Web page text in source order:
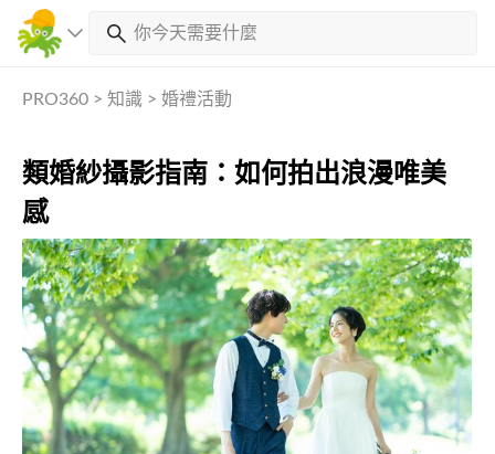
PRO360 > 知識 > 婚禮活動
類婚紗攝影指南：如何拍出浪漫唯美
感